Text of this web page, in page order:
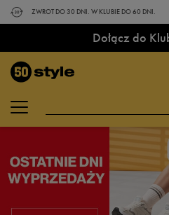
ZWROT DO 30 DNI. W KLUBIE DO 60 DNI.
Dołącz do